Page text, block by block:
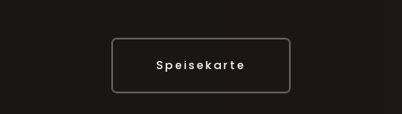
Speisekarte